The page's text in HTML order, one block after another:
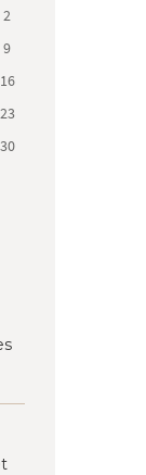
2
9
16
23
30